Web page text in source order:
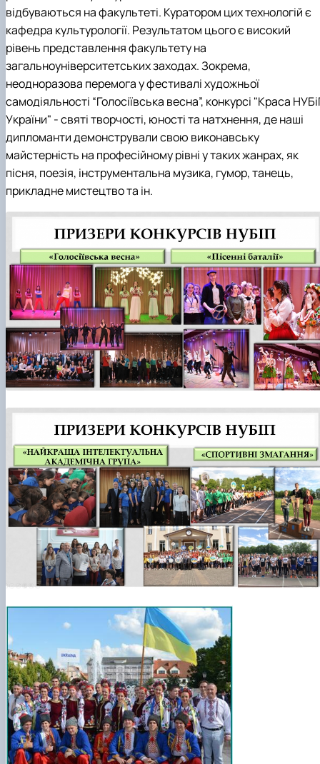
Кафедра англійської філології
Кафедра фізичної культури і спорту
Кафедра філософії та міжнародної
комунікації
Кафедра психології
Кафедра культурології
відбуваються на факультеті. Куратором цих технологій є
кафедра культурології. Результатом цього є високий
рівень представлення факультету на
загальноуніверситетських заходах. Зокрема,
неодноразова перемога у фестивалі художньої
самодіяльності “Голосіївська весна”, конкурсі "Краса
України" - святі творчості, юності та натхнення, де наші
дипломанти демонстрували свою виконавську
майстерність на професійному рівні у таких жанрах, як
пісня, поезія, інструментальна музика, гумор, танець,
прикладне мистецтво та ін.